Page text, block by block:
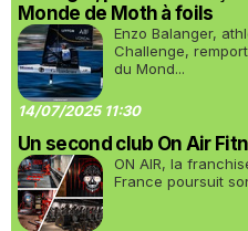
Monde de Moth à foils
Enzo Balanger,
Challenge,
du Mond...
14/07/2025 11:30
Un second club On Air
ON AIR, la
France poursuit